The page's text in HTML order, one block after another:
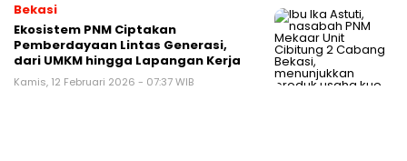
Bekasi
Ekosistem PNM Ciptakan
Pemberdayaan Lintas Generasi,
dari UMKM hingga Lapangan Kerja
Kamis, 12 Februari 2026 - 07:37 WIB